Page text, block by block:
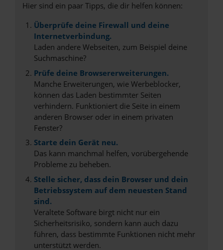
Hier sind ein paar Tipps, die dir helfen können:
Überprüfe deine Firewall und deine
Internetverbindung.
Laden andere Webseiten, zum Beispiel deine
Suchmaschine?
Prüfe deine Browsererweiterungen.
Manche Erweiterungen, wie Werbeblocker,
können das Laden bestimmter Seiten
verhindern. Funktioniert die Seite in einem
anderen Browser oder in einem privaten
Fenster?
Starte dein Gerät neu.
Das kann manchmal helfen, vorübergehende
Probleme zu beheben.
Stelle sicher, dass dein Browser und dein
Betriebssystem auf dem neuesten Stand
sind.
Veraltete Software birgt nicht nur ein
Sicherheitsrisiko, sondern kann auch dazu
führen, dass bestimmte Funktionen nicht mehr
unterstützt werden.